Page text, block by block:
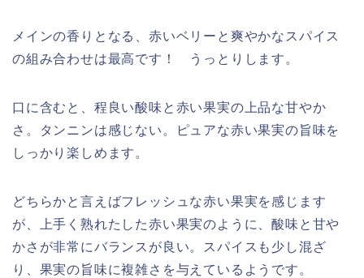
メインの香りとなる、赤いベリーと爽やかなスパイス
の組み合わせは最高です！ うっとりします。
口に含むと、程良い酸味と赤い果実の上品な甘やか
さ。タンニンは感じない。ピュアな赤い果実の旨味を
しっかり楽しめます。
どちらかと言えばフレッシュな赤い果実を感じます
が、上手く熟れたした赤い果実のように、酸味と甘や
かさが非常にバランスが良い。スパイスも少し混ざ
り、果実の旨味に複雑さを与えているようです。